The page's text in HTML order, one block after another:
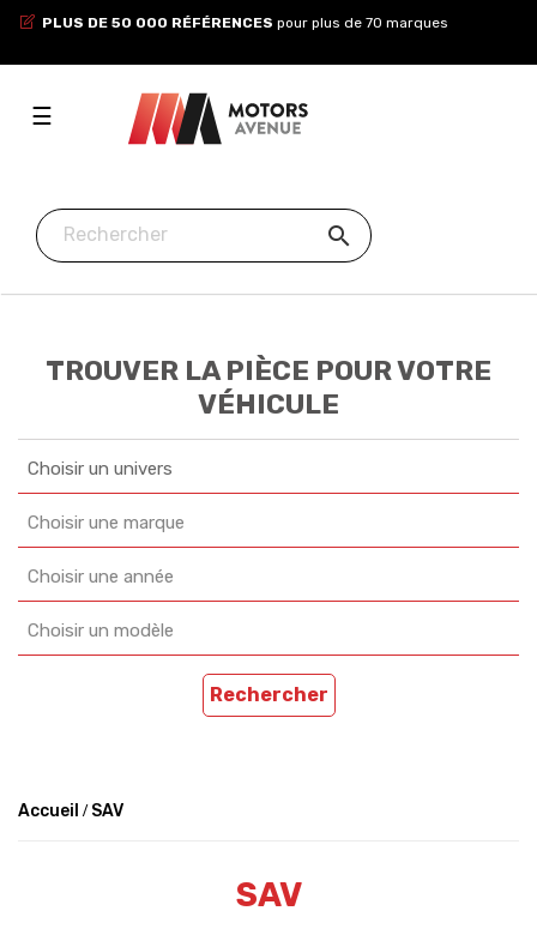
PLUS DE 50 000 RÉFÉRENCES pour plus de 70 marques
Toggle
navigation
☰

TROUVER LA PIÈCE POUR VOTRE
VÉHICULE
Choisir un univers
Choisir une marque
Choisir une année
Choisir un modèle
Rechercher
Accueil SAV
SAV